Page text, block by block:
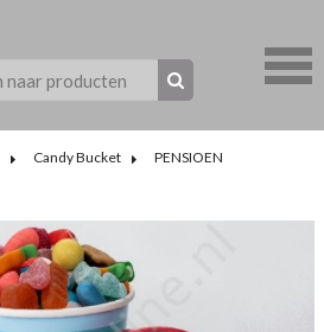
Candy Bucket PENSIOEN